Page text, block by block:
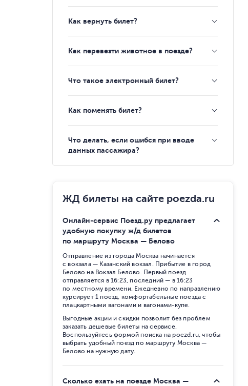
Как вернуть билет?
Как перевезти животное в поезде?
Что такое электронный билет?
Как поменять билет?
Что делать, если ошибся при вводе
данных пассажира?
ЖД билеты на сайте poezda.ru
Онлайн-сервис Поезд.ру предлагает
удобную покупку ж/д билетов
по маршруту Москва — Белово
Отправление из города Москва начинается
с вокзала — Казанский вокзал. Прибытие в город
Белово на Вокзал Белово. Первый поезд
отправляется в 16:23, последний — в 16:23
по местному времени. Ежедневно по направлению
курсирует 1 поезд, комфортабельные поезда с
плацкартными вагонами и вагонами-купе.
Выгодные акции и скидки позволит без проблем
заказать дешевые билеты на сервисе.
Воспользуйтесь формой поиска на poezd.ru, чтобы
выбрать удобный поезд по маршруту Москва —
Белово на нужную дату.
Сколько ехать на поезде Москва —